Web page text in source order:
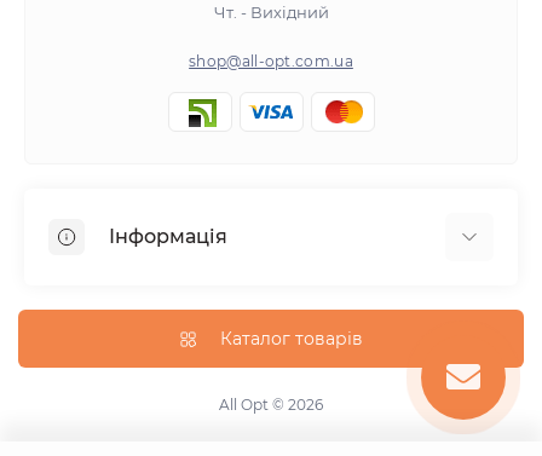
Чт. - Вихідний
shop@all-opt.com.ua
Інформація
Оплата та доставка
Повернення та обмін
Політика конфіденційності
Каталог товарів
All Opt © 2026